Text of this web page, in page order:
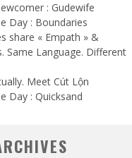
: Gudewife
Day : Boundaries
share « Empath » &
Same Language. Different
Meet Cút Lộn
Day : Quicksand